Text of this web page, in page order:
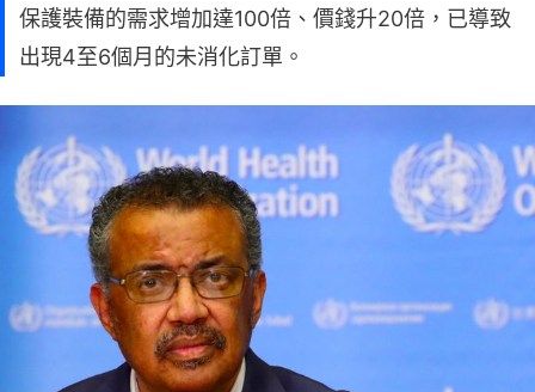
保護裝備的需求增加達100倍、價錢升20倍，已導致
出現4至6個月的未消化訂單。